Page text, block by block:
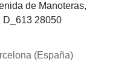
de Manoteras,
D_613 28050
(España)